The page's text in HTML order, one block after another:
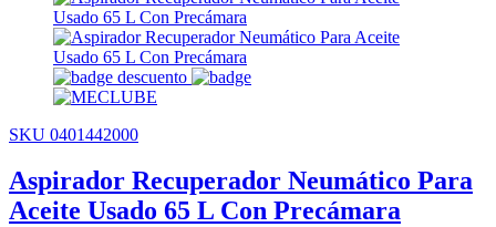
SKU 0401442000
Aspirador Recuperador Neumático Para
Aceite Usado 65 L Con Precámara